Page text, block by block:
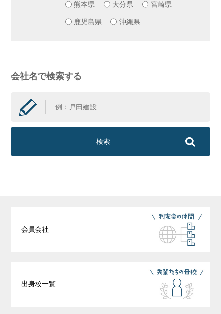
熊本県 大分県 宮崎県
鹿児島県 沖縄県
会社名で検索する
検索
会員会社
出身校一覧